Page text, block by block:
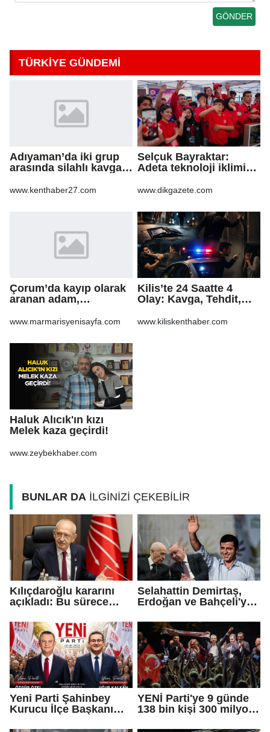
TÜRKİYE GÜNDEMİ
Adıyaman’da iki grup
arasında silahlı kavga:
www.kenthaber27.com
Selçuk Bayraktar:
Adeta teknoloji iklimi
www.dikgazete.com
Çorum’da kayıp olarak
aranan adam,
otomobilinin altında ölü
www.marmarisyenisayfa.com
Kilis’te 24 Saatte 4
Olay: Kavga, Tehdit,
Verme
www.kiliskenthaber.com
Haluk Alıcık'ın kızı
Melek kaza geçirdi!
www.zeybekhaber.com
BUNLAR DA İLGİNİZİ ÇEKEBİLİR
Kılıçdaroğlu kararını
açıkladı: Bu sürece
vereceğiz!
Selahattin Demirtaş,
Erdoğan ve Bahçeli'ye
Yeni Parti Şahinbey
Kurucu İlçe Başkanı
YENİ Parti'ye 9 günde
138 bin kişi 300 milyon